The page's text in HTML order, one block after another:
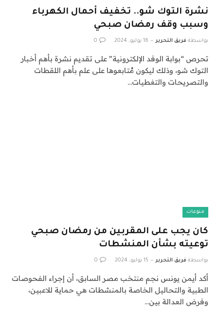
نشرة التوك شو.. تخفيف أحمال الكهرباء
وسبب وقف رمضان صبحي
بواسطة فريق التحرير 16 يوليو، 2024 0
تحرص “بوابة الوفد الإلكترونية” على تقديم نشرة بأهم أخبار
التوك شو، وذلك ليكون مُتابعوها على علم بأهم اللقطات
والتصريحات والتغطيات…
منوعات
كان يجب على المقربين من رمضان صبحي
توعيته بشأن المنشطات
بواسطة فريق التحرير 15 يوليو، 2024 0
أكد أيمن يونس نجم منتخب مصر السابق، أن إجراء الفحوصات
الطبية والتحاليل الخاصة بالمنشطات هي حماية للاعبين،
وفرض العدالة بين…